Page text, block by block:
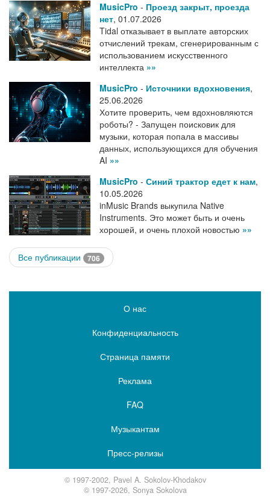
MusicPro - Проезд закрыт, проезда
нет, 01.07.2026
Tidal отказывает в выплате авторских
отчислений трекам, сгенерированным с
использованием искусственного
интеллекта »»
MusicPro - Источники вдохновения,
25.06.2026
Хотите проверить, чем вдохновляются
роботы? - Запущен поисковик для
музыки, которая попала в массивы
данных, использующихся для обучения
AI »»
MusicPro - Синий трактор едет к нам,
10.05.2026
inMusic Brands выкупила Native
Instruments. Это может быть и очень
хорошей, и очень плохой новостью »»
Все публикации 706
О нас
Конфиденциальность
Страница памяти
Реклама
FAQ
Музыкантам
Пресс-релизы
© 1997-2002, Pavel A. Sokolov-Khodakov
© 1997-2026, Sonya Sokolova